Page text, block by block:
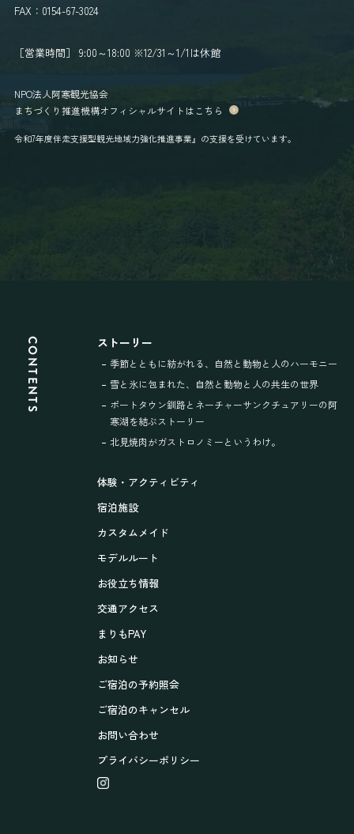
FAX：0154-67-3024
［営業時間］ 9:00～18:00 ※12/31～1/1は休館
NPO法人阿寒観光協会
まちづくり推進機構オフィシャルサイトはこちら
令和7年度伴走支援型観光地域力強化推進事業』の支援を受けています。
CONTENTS ストーリー
季節とともに紡がれる、 自然と動物と人のハーモニー
雪と氷に包まれた、 自然と動物と人の共生の世界
ポートタウン釧路と ネーチャーサンクチュアリーの阿
寒湖を結ぶストーリー
北見焼肉がガストロノミーというわけ。
体験・アクティビティ
宿泊施設
カスタムメイド
モデルルート
お役立ち情報
交通アクセス
まりもPAY
お知らせ
ご宿泊の予約照会
ご宿泊のキャンセル
お問い合わせ
プライバシーポリシー